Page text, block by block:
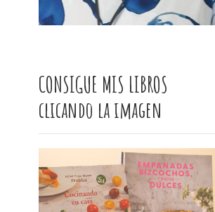
CONSIGUE MIS LIBROS
clicando la imagen